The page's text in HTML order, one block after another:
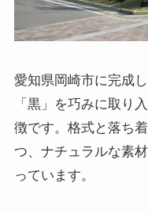
愛知県岡崎市に完成
「黒」を巧みに取り
徴です。格式と落ち
つ、ナチュラルな素
っています。